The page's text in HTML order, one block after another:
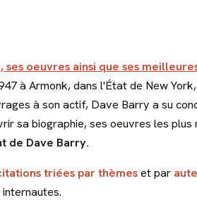
ses oeuvres ainsi que ses
à Armonk, dans l'État de New
à son actif, Dave Barry a su
sa biographie, ses oeuvres les
de Dave Barry.
triées par thèmeset par